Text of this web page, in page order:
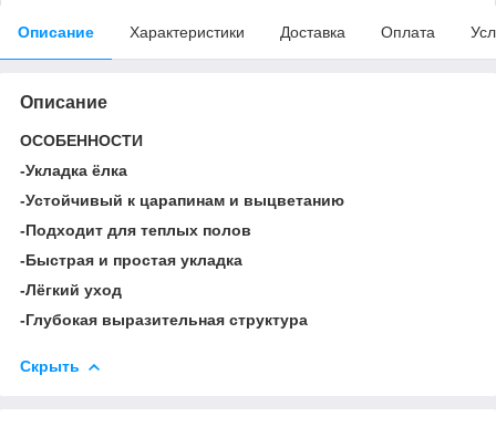
Описание Характеристики Доставка Оплата
Описание
ОСОБЕННОСТИ
-Укладка ёлка
-Устойчивый к царапинам и выцветанию
-Подходит для теплых полов
-Быстрая и простая укладка
-Лёгкий уход
-Глубокая выразительная структура
Скрыть